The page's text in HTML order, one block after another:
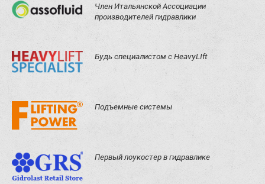
Член Итальянской Ассоциации
производителей гидравлики
Будь специалистом с HeavyLIft
Подъемные системы
Первый лоукостер в гидравлике